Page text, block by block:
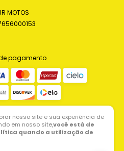
MOTOS
pagamento
nosso site e sua experiência de
em nosso site,você está de
quando a utilização de